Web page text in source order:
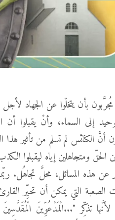
بأن يتخلّوا عن الجهاد
إلى السماء، وأنْ يقبلوا أن
الكنائس لم تسلم من تأثير
الحقّ ومتجاهلين إياه ليقبلوا
عن هذه المسائل، محلَّ تجاهُل.
الصعبة التي يمكن أن تحيِّر
لأنَّها تذكِّر "...الْمَدْعُوِّينَ